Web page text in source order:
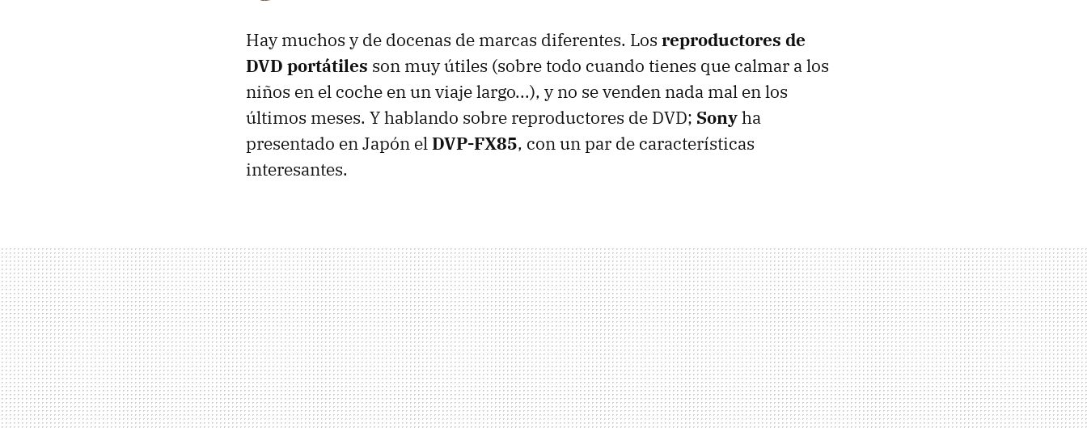
Hay muchos y de docenas de marcas diferentes. Los reproductores de
DVD portátiles son muy útiles (sobre todo cuando tienes que calmar a los
niños en el coche en un viaje largo...), y no se venden nada mal en los
últimos meses. Y hablando sobre reproductores de DVD; Sonyha
presentado en Japón elDVP-FX85, con un par de características
interesantes.